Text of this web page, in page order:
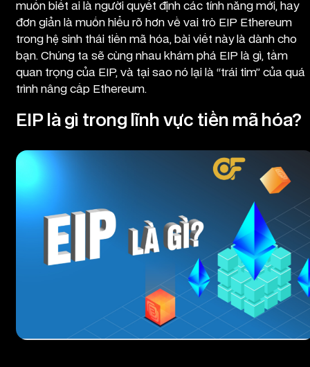
muốn biết ai là người quyết định các tính năng mới, hay
đơn giản là muốn hiểu rõ hơn về vai trò EIP Ethereum
trong hệ sinh thái tiền mã hóa, bài viết này là dành cho
bạn. Chúng ta sẽ cùng nhau khám phá EIP là gì, tầm
quan trọng của EIP, và tại sao nó lại là “trái tim” của quá
trình nâng cấp Ethereum.
EIP là gì trong lĩnh vực tiền mã hóa?